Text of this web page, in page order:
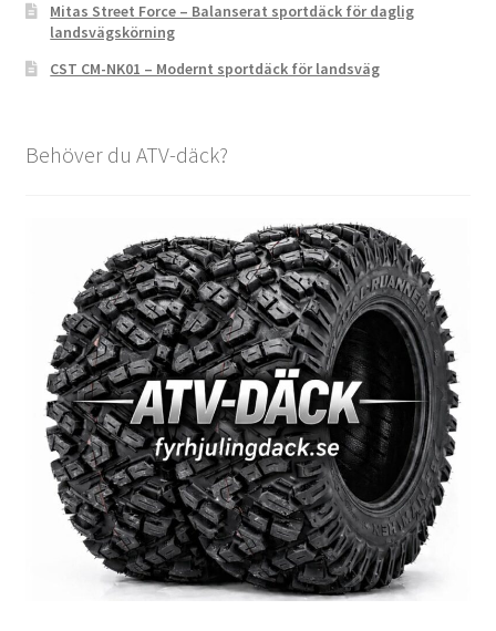
Mitas Street Force – Balanserat sportdäck för daglig
landsvägskörning
CST CM-NK01 – Modernt sportdäck för landsväg
Behöver du ATV-däck?